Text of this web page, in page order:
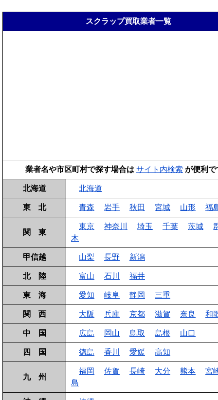
スクラップ買取業者一覧
業者名や市区町村で探す場合は サイト内検索 が便利で
北海道 北海道
東 北 青森 岩手 秋田 宮城 山形 福
関 東
東京 神奈川 埼玉 千葉 茨城
木
甲信越 山梨 長野 新潟
北 陸 富山 石川 福井
東 海 愛知 岐阜 静岡 三重
関 西 大阪 兵庫 京都 滋賀 奈良 和
中 国 広島 岡山 鳥取 島根 山口
四 国 徳島 香川 愛媛 高知
九 州
福岡 佐賀 長崎 大分 熊本
宮
島